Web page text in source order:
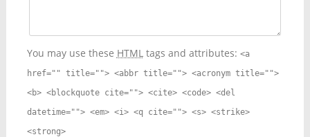
You may use these HTMLtags and attributes: <a
href="" title=""> <abbr title=""> <acronym title="">
<b> <blockquote cite=""> <cite> <code> <del
datetime=""> <em> <i> <q cite=""> <s> <strike>
<strong>